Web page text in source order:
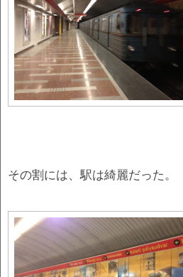
その割には、駅は綺麗だった。